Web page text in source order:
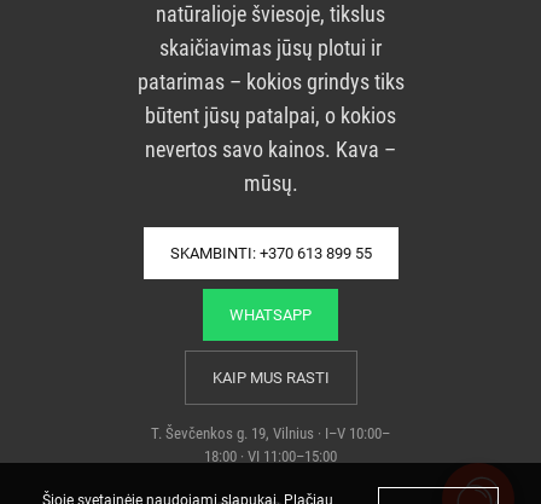
natūralioje šviesoje, tikslus
skaičiavimas jūsų plotui ir
patarimas – kokios grindys tiks
būtent jūsų patalpai, o kokios
nevertos savo kainos. Kava –
mūsų.
SKAMBINTI: +370 613 899 55
WHATSAPP
KAIP MUS RASTI
T. Ševčenkos g. 19, Vilnius · I–V 10:00–
18:00 · VI 11:00–15:00
Šioje svetainėje naudojami slapukai. Plačiau